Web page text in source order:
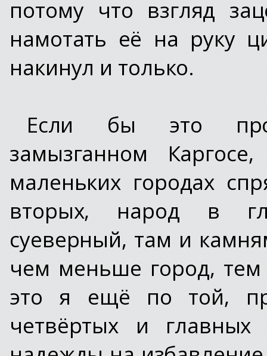
потому что взгляд
намотать её на руку
накинул и только.
Если бы это
замызганном
маленьких городах
вторых, народ в
суеверный, там и
чем меньше город, тем
это я ещё по той,
четвёртых и